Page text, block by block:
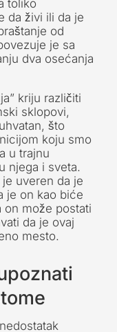
toliko
da živi ili da je
od
je sa
dva osećanja
kriju različiti
sklopovi,
što
koju smo
u trajnu
njega i sveta.
uveren da je
je on kao biće
on može postati
da je ovaj
mesto.